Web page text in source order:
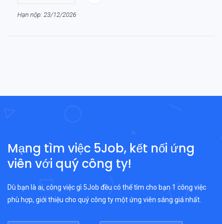
Hạn nộp: 23/12/2026
Mạng tìm việc 5Job, kết nối ứng
viên với quý công ty!
Dù bạn là ai, công việc gì 5Job đều có thể tìm cho bạn 1 công việc
phù hợp, giới thiệu cho quý công ty một ứng viên sáng giá nhất.